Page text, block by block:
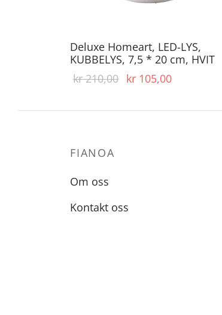
Deluxe Homeart, LED-LYS,
KUBBELYS, 7,5 * 20 cm, HVIT
kr210,00 Opprinnelig
kr 210,00.
kr 105,00
kr 105,00.
FIANOA
Om oss
Kontakt oss